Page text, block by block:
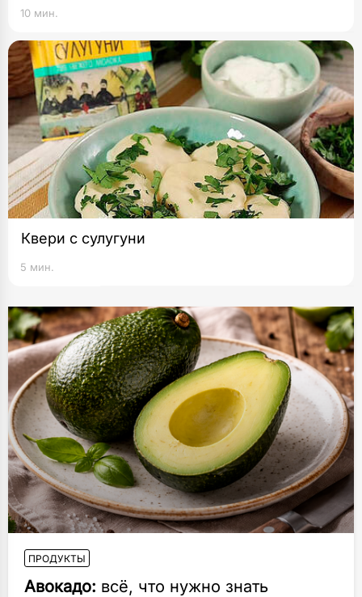
10 мин.
Квери с сулугуни
5 мин.
ПРОДУКТЫ
Авокадо: всё, что нужно знать